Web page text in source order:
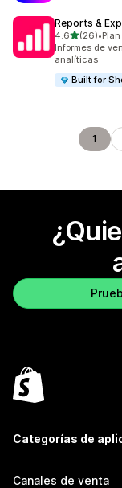
Reports &
4.6de 5(26)
26 reseñas en
•
Informes de
analíticas
Built for
1
Categorías de
Canales de venta